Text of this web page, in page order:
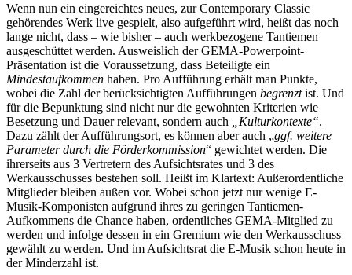
Wenn nun ein eingereichtes neues, zur Contemporary Classic
gehörendes Werk live gespielt, also aufgeführt wird, heißt das noch
lange nicht, dass – wie bisher – auch werkbezogene Tantiemen
ausgeschüttet werden. Ausweislich der GEMA-Powerpoint-
Präsentation ist die Voraussetzung, dass Beteiligte ein
Mindestaufkommen haben. Pro Aufführung erhält man Punkte,
wobei die Zahl der berücksichtigten Aufführungen begrenztist. Und
für die Bepunktung sind nicht nur die gewohnten Kriterien wie
Besetzung und Dauer relevant, sondern auch
„Kulturkontexte“.
Dazu zählt der Aufführungsort, es können aber auch „ggf. weitere
Parameter durch die Förderkommission“ gewichtet werden. Die
ihrerseits aus 3 Vertretern des Aufsichtsrates und 3 des
Werkausschusses bestehen soll. Heißt im Klartext: Außerordentliche
Mitglieder bleiben außen vor. Wobei schon jetzt nur wenige E-
Musik-Komponisten aufgrund ihres zu geringen Tantiemen-
Aufkommens die Chance haben, ordentliches GEMA-Mitglied zu
werden und infolge dessen in ein Gremium wie den Werkausschuss
gewählt zu werden. Und im Aufsichtsrat die E-Musik schon heute in
der Minderzahl ist.